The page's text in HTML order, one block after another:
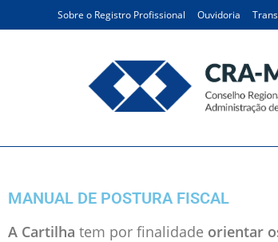
Sobre o Registro Profissional Ouvidoria
MANUAL DE POSTURA FISCAL
A Cartilha tem por finalidade orientar